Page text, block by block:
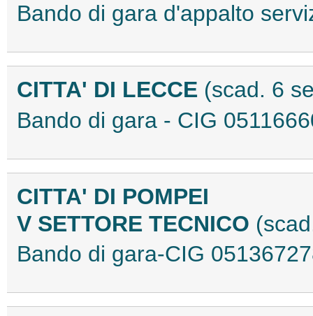
Bando di gara d'appalto
CITTA' DI LECCE (scad. 6
Bando di gara - CIG
CITTA' DI POMPEI
V SETTORE TECNICO
Bando di gara-CIG